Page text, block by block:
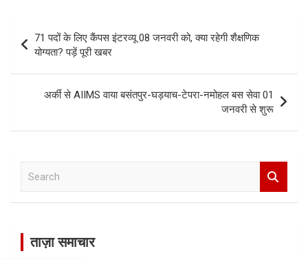
navigation
71 पदों के लिए कैंपस इंटरव्यू 08 जनवरी को, क्या रहेगी शैक्षणिक
योग्यता? पड़ें पूरी खबर
अर्की से AIIMS वाया बसंतपुर-घड़याच-टेपरा-नमोहल बस सेवा 01
जनवरी से शुरू
ताज़ा समाचार